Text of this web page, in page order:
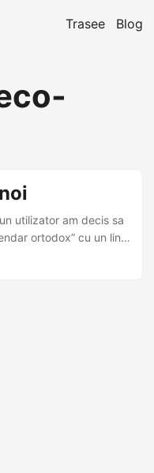
Trasee Blog
utilizator am decis sa
ortodox” cu un link
de sarbatori. Intre